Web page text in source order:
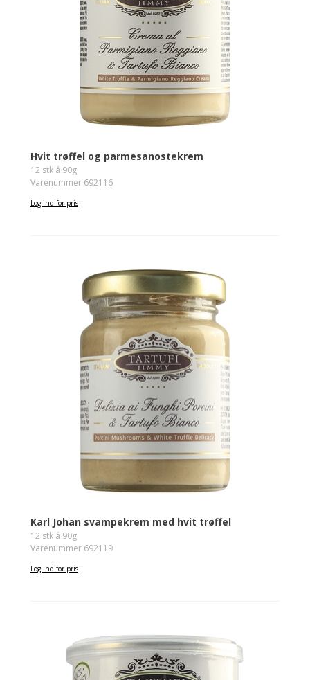
Hvit trøffel og parmesanostekrem
12 stk á 90g
Varenummer 692116
Log ind for pris
Karl Johan svampekrem med hvit trøffel
12 stk á 90g
Varenummer 692119
Log ind for pris